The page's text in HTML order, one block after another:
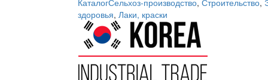
КаталогСельхоз-производство, Строительство,
здоровья, Лаки, краски